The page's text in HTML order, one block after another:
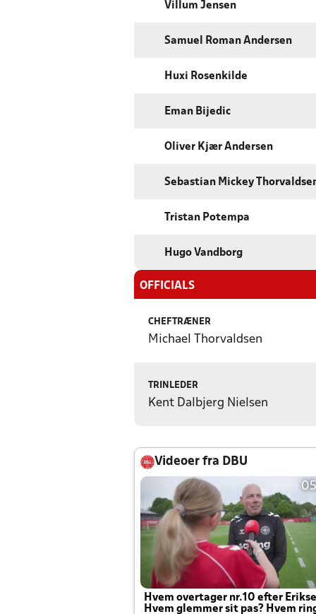
Villum Jensen
Samuel Roman Andersen
Huxi Rosenkilde
Eman Bijedic
Oliver Kjær Andersen
Sebastian Mickey
Tristan Potempa
Hugo Vandborg
OFFICIALS
CHEFTRÆNER
Michael Thorvaldsen
TRINLEDER
Kent Dalbjerg Nielsen
Videoer fra DBU
Hvem overtager nr.10 efter
Hvem glemmer sit pas? Hvem